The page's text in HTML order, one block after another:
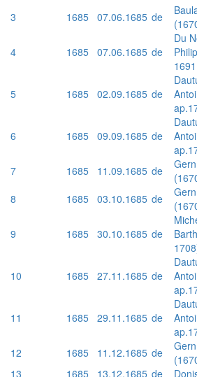
3
1685 07.06.1685 de
4 1685 07.06.1685 de
Du
5 1685 02.09.1685 de
6 1685 09.09.1685 de
7 1685 11.09.1685 de
8
1685 03.10.1685 de
9 1685 30.10.1685 de
10 1685 27.11.1685 de
11 1685 29.11.1685 de
12 1685 11.12.1685 de
13
1685 13.12.1685 de